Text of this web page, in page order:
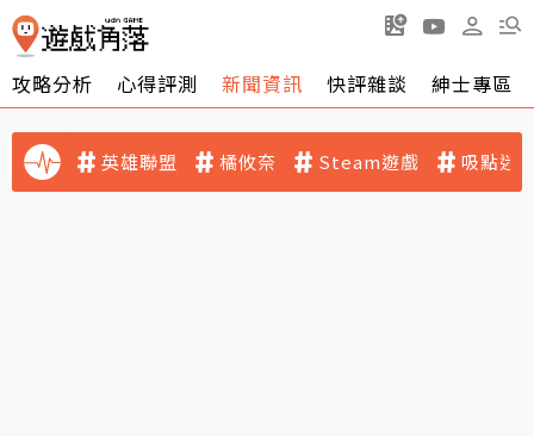
攻略分析 心得評測 新聞資訊 快評雜談 紳士專區
英雄聯盟 橘攸奈 Steam遊戲 吸點迷